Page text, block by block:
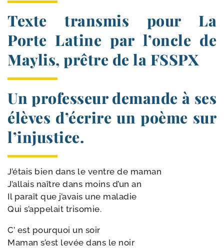
Texte transmis pour La
Porte Latine par l’oncle de
Maylis, prêtre de la FSSPX
Un professeur demande à ses
élèves d’écrire un poème sur
l’injustice.
J’étais bien dans le ventre de maman
J’allais naître dans moins d’un an
Il paraît que j’avais une maladie
Qui s’appelait trisomie.
C’ est pour­quoi un soir
Maman s’est levée dans le noir